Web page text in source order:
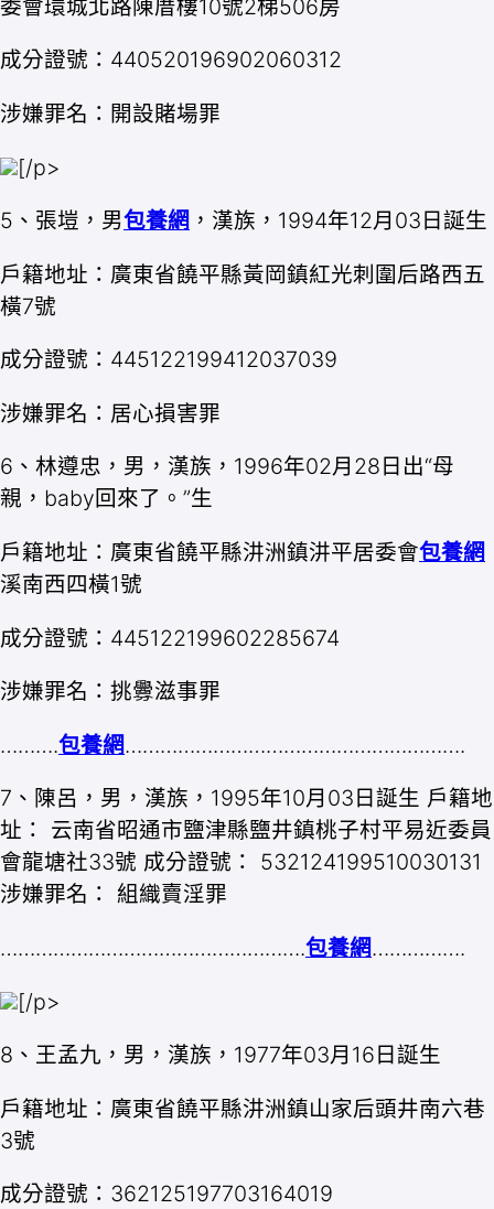
委會環城北路陳厝樓10號2梯506房
成分證號：440520196902060312
涉嫌罪名：開設賭場罪
[/p>
5、張塏，男包養網 ，漢族，1994年12月03日誕生
戶籍地址：廣東省饒平縣黃岡鎮紅光刺圍后路西五
橫7號
成分證號：445122199412037039
涉嫌罪名：居心損害罪
6、林遵忠，男，漢族，1996年02月28日出“母
親，baby回來了。”生
戶籍地址：廣東省饒平縣汫洲鎮汫平居委會包養網
溪南西四橫1號
成分證號：445122199602285674
涉嫌罪名：挑釁滋事罪
……….包養網………………………………………………….
7、陳呂，男，漢族，1995年10月03日誕生 戶籍地
址： 云南省昭通市鹽津縣鹽井鎮桃子村平易近委員
會龍塘社33號 成分證號： 532124199510030131
涉嫌罪名： 組織賣淫罪
…………………………………………….包養網…………….
[/p>
8、王孟九，男，漢族，1977年03月16日誕生
戶籍地址：廣東省饒平縣汫洲鎮山家后頭井南六巷
3號
成分證號：362125197703164019